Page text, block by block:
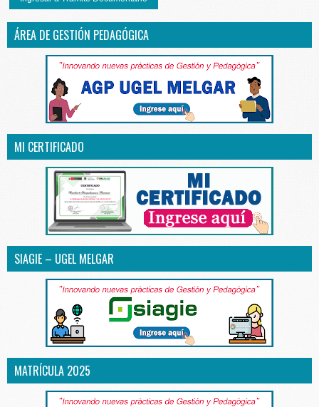
ÁREA DE GESTIÓN PEDAGÓGICA
MI CERTIFICADO
SIAGIE – UGEL MELGAR
MATRÍCULA 2025